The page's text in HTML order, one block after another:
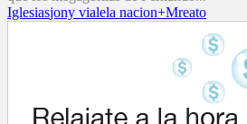
Iglesiasjony vialela nacion+Mreato